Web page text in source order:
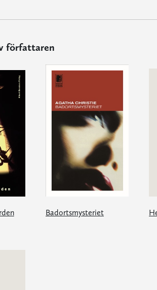
författaren
Badortsmysteriet